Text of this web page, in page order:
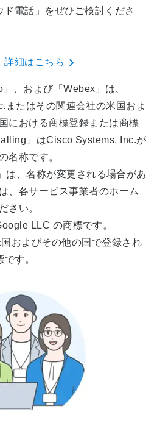
電話」をぜひご検討くださ
詳細はこちら
、および「Webex」は、
またはその関連会社の米国およ
における商標登録または商標
」はCisco Systems, Inc.が
名称です。
は、名称が変更される場合があ
、各サービス事業者のホーム
さい。
LLC の商標です。
国およびその他の国で登録され
す。